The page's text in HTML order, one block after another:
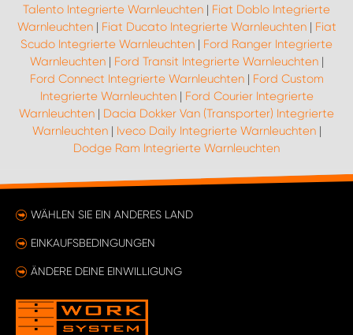
Talento Integrierte Warnleuchten | Fiat Doblo Integrierte
Warnleuchten| Fiat Ducato Integrierte Warnleuchten| Fiat
Scudo Integrierte Warnleuchten | Ford Ranger Integrierte
Warnleuchten| Ford Transit Integrierte Warnleuchten|
Ford Connect Integrierte Warnleuchten| Ford Custom
Integrierte Warnleuchten| Ford Courier Integrierte
Warnleuchten | Dacia Dokker Van (Transporter) Integrierte
Warnleuchten| Iveco Daily Integrierte Warnleuchten|
Dodge Ram Integrierte Warnleuchten
WÄHLEN SIE EIN ANDERES LAND
EINKAUFSBEDINGUNGEN
ÄNDERE DEINE EINWILLIGUNG